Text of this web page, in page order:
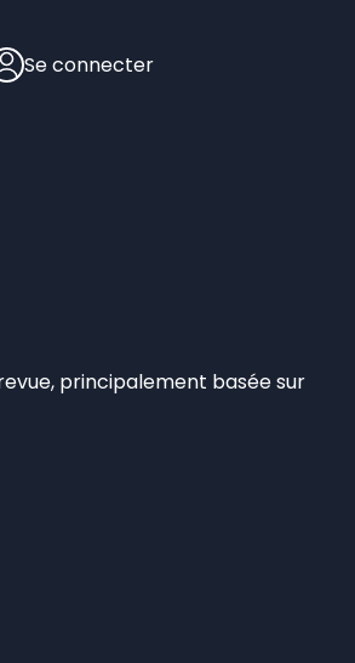
Se connecter
principalement basée sur